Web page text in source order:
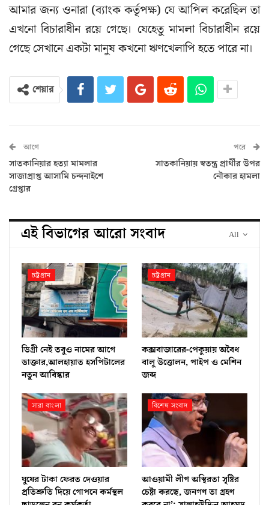
আমার জন্য ওনারা (ব্যাংক কর্তৃপক্ষ) যে আপিল করেছিল তা
এখনো বিচারাধীন রয়ে গেছে। যেহেতু মামলা বিচারাধীন রয়ে
গেছে সেখানে একটা মানুষ কখনো ঋণখেলাপি হতে পারে না।
শেয়ার
আগে
সাতকানিয়ার হত্যা মামলার
সাজাপ্রাপ্ত আসামি চন্দনাইশে
গ্রেপ্তার
পরে
সাতকানিয়ায় স্বতন্ত্র প্রার্থীর উপর
নৌকার হামলা
All
এই বিভাগের আরো সংবাদ
চট্টগ্রাম
ডিগ্রী নেই তবুও নামের আগে
ডাক্তার,আলহায়াত হসপিটালের
নতুন আবিস্কার
চট্টগ্রাম
কক্সবাজারের-পেকুয়ায় অবৈধ
বালু উত্তোলন, পাইপ ও মেশিন
জব্দ
সারা বাংলা
ঘুষের টাকা ফেরত দেওয়ার
প্রতিশ্রুতি দিয়ে গোপনে কর্মস্থল
বিশেষ সংবাদ
আওয়ামী লীগ অস্থিরতা সৃষ্টির
চেষ্টা করছে, জনগণ তা গ্রহণ